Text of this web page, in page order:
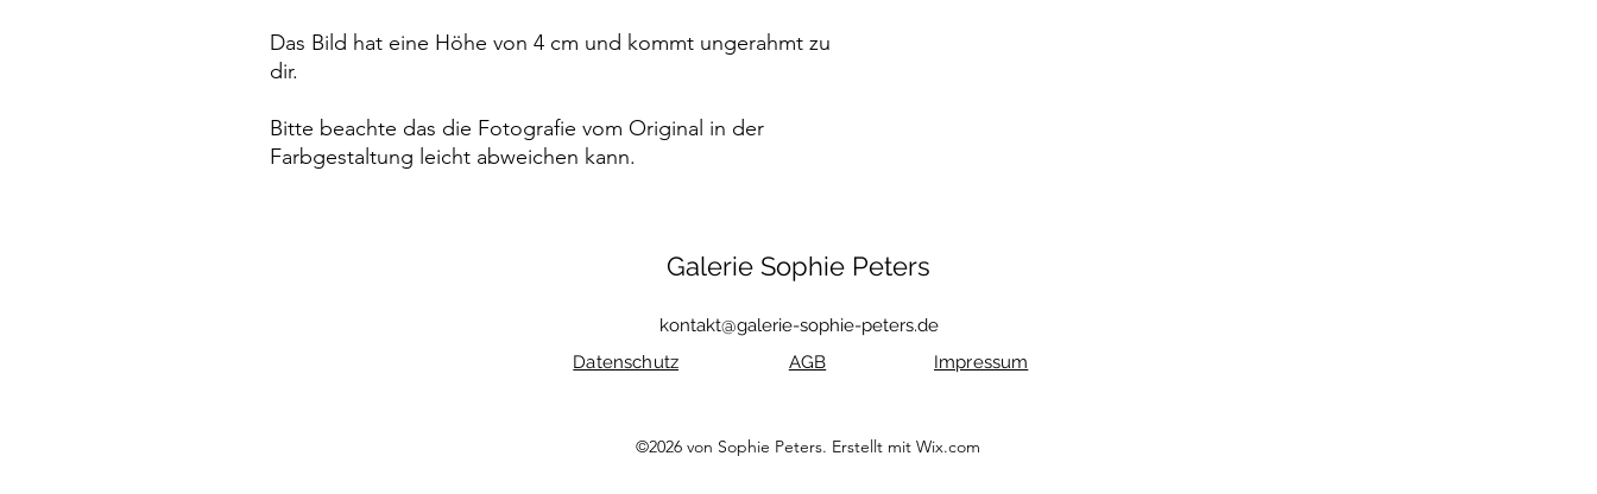
Das Bild hat eine Höhe von 4 cm und kommt ungerahmt zu
dir.
Bitte beachte das die Fotografie vom Original in der
Farbgestaltung leicht abweichen kann.
Galerie Sophie Peters
kontakt@galerie-sophie-peters.de
Datenschutz
AGB Impressum
©2026 von Sophie Peters. Erstellt mit Wix.com